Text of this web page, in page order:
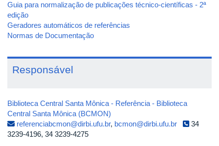
Guia para normalização de publicações técnico-científicas - 2ª
edição
Geradores automáticos de referências
Normas de Documentação
Responsável
Biblioteca Central Santa Mônica - Referência - Biblioteca
Central Santa Mônica (BCMON)
referenciabcmon@dirbi.ufu.br, bcmon@dirbi.ufu.br
34
3239-4196, 34 3239-4275